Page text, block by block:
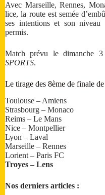
Avec Marseille, Rennes,
lice, la route est semée
ses intentions et son niveau
permis.
Match prévu le dimanche
SPORTS.
Le tirage des 8ème de finale
Toulouse – Amiens
Strasbourg – Monaco
Reims – Le Mans
Nice – Montpellier
Lyon – Laval
Marseille – Rennes
Lorient – Paris FC
Troyes – Lens
Nos derniers articles :